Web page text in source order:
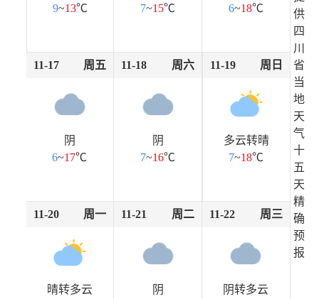
9~13℃
7~15℃
6~18℃
11-17 周五
阴
6~17℃
11-18 周六
阴
7~16℃
11-19 周日
多云转晴
7~18℃
11-20 周一
晴转多云
11-21 周二
阴
11-22 周三
阴转多云
供
四
川
省
当
地
天
气
十
五
天
精
确
预
报